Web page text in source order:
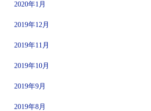
2020年1月
2019年12月
2019年11月
2019年10月
2019年9月
2019年8月